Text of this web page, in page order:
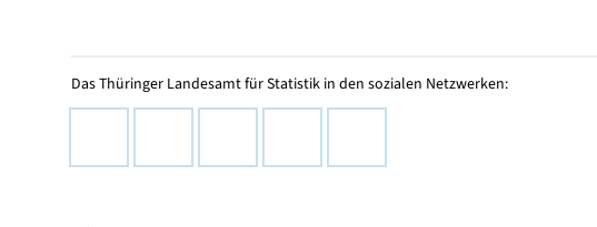
Das Thüringer Landesamt für Statistik in den sozialen Netzwerken: